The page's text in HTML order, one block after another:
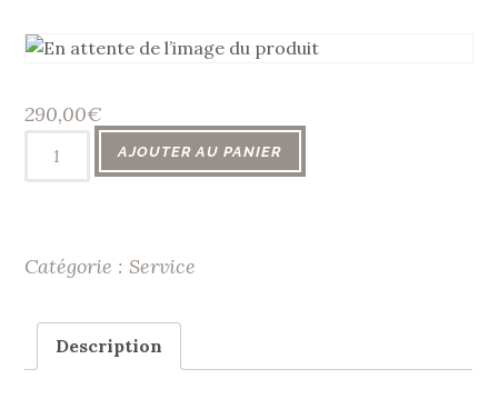
290,00€
quantité
10h
AJOUTER AU PANIER
Catégorie : Service
Description